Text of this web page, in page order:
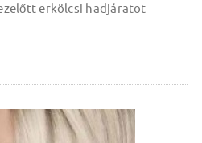
erkölcsi hadjáratot